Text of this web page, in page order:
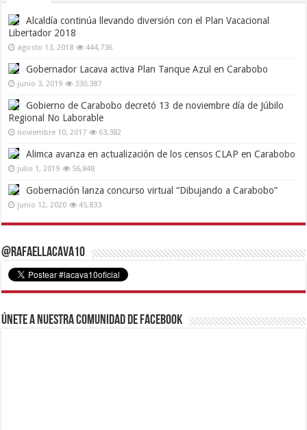
Alcaldía continúa llevando diversión con el Plan Vacacional
Libertador 2018
agosto 13, 2018 444,736
Gobernador Lacava activa Plan Tanque Azul en Carabobo
junio 3, 2019 330,387
Gobierno de Carabobo decretó 13 de noviembre día de Júbilo
Regional No Laborable
noviembre 10, 2017 63,382
Alimca avanza en actualización de los censos CLAP en Carabobo
julio 1, 2019 56,848
Gobernación lanza concurso virtual “Dibujando a Carabobo”
junio 12, 2020 45,833
@RafaelLacava10
Únete a nuestra comunidad de Facebook